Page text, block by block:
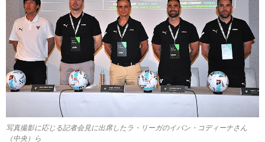
写真撮影に応じる記者会見に出席したラ・リーガのイバン・コディーナさん
（中央）ら